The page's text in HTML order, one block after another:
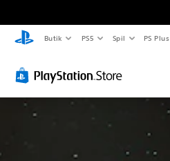
Butik PS5 Spil PS Plus